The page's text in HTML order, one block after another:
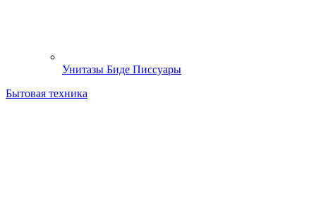
Унитазы Биде Писсуары
Бытовая техника